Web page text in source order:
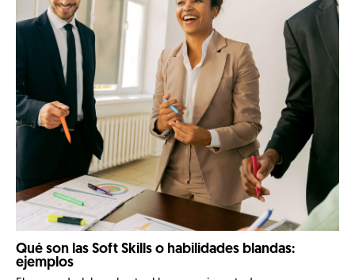
Qué son las Soft Skills o habilidades blandas:
ejemplos